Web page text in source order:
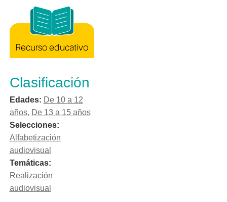
Clasificación
Edades: De 10 a 12
años, De 13 a 15 años
Selecciones:
Alfabetización
audiovisual
Temáticas:
Realización
audiovisual